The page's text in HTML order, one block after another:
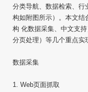
分类导航、数据检索、行
构如附图所示）。本文结
构 化数据采集、中文支
分页处理）等几个重点实
数据采集
1. Web页面抓取